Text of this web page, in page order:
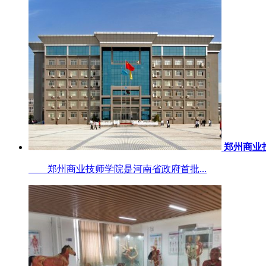
郑州商业
郑州商业技师学院是河南省政府首批...